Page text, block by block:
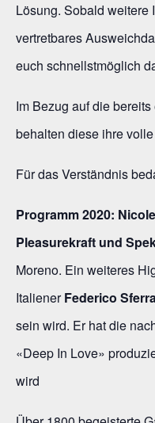
Lösung. Sobald weitere
vertretbares
euch schnellstmöglich
Im Bezug auf die
behalten diese ihre
Für das Verständnis
Programm 2020:
Pleasurekraft und
Moreno. Ein weiteres
ItalienerFederico
sein wird. Er hat die
«Deep In Love»
wird